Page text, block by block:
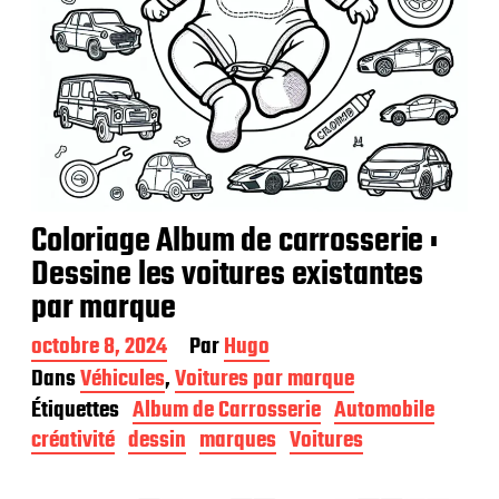
Coloriage Album de carrosserie :
Dessine les voitures existantes
par marque
D
a
t
e
d
e
octobre 8, 2024 ParHugo
DansVéhicules,Voitures par marque
Étiquettes Album de Carrosserie Automobile
créativité dessin marques Voitures